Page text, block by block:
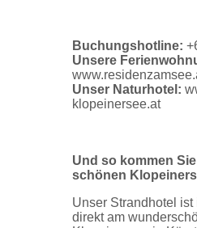
Buchungshotline:
Unsere
Unser Naturhotel:
klopeinersee.at
Und so kommen
schönen
Unser Strandhotel ist
direkt am